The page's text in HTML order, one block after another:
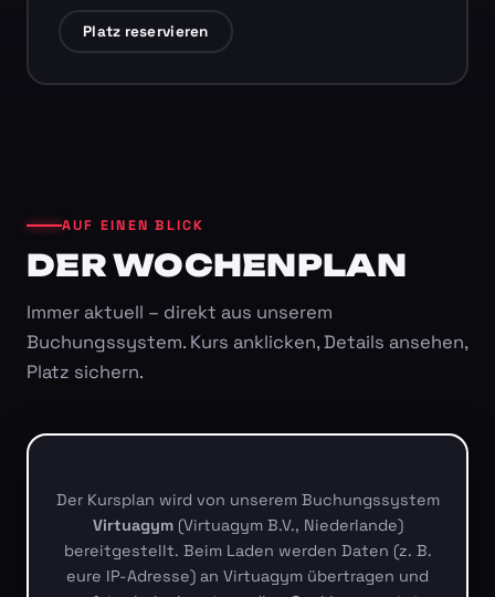
Platz reservieren
AUF EINEN BLICK
DER WOCHENPLAN
Immer aktuell – direkt aus unserem
Buchungssystem. Kurs anklicken, Details ansehen,
Platz sichern.
Der Kursplan wird von unserem Buchungssystem
Virtuagym(Virtuagym B.V., Niederlande)
bereitgestellt. Beim Laden werden Daten (z. B.
eure IP-Adresse) an Virtuagym übertragen und